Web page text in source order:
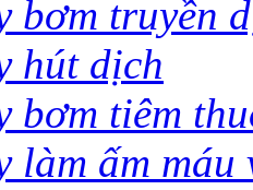
bơm truyền
hút dịch
bơm tiêm
làm ấm máu